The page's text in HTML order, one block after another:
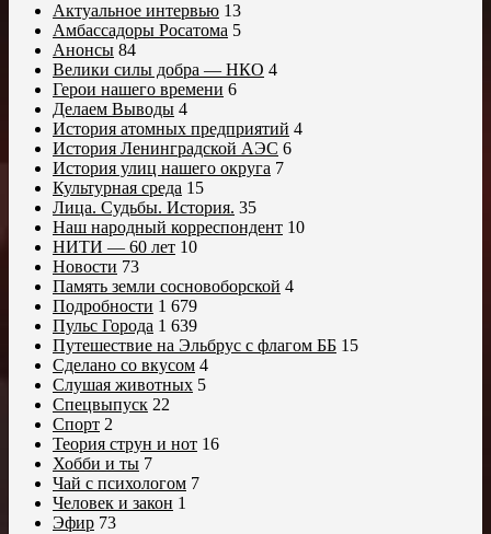
Актуальное интервью 13
Амбассадоры Росатома 5
Анонсы 84
Велики силы добра — НКО 4
Герои нашего времени 6
Делаем Выводы 4
История атомных предприятий 4
История Ленинградской АЭС 6
История улиц нашего округа 7
Культурная среда 15
Лица. Судьбы. История. 35
Наш народный корреспондент 10
НИТИ — 60 лет 10
Новости 73
Память земли сосновоборской 4
Подробности 1 679
Пульс Города 1 639
Путешествие на Эльбрус с флагом ББ 15
Сделано со вкусом 4
Слушая животных 5
Спецвыпуск 22
Спорт 2
Теория струн и нот 16
Хобби и ты 7
Чай с психологом 7
Человек и закон 1
Эфир 73